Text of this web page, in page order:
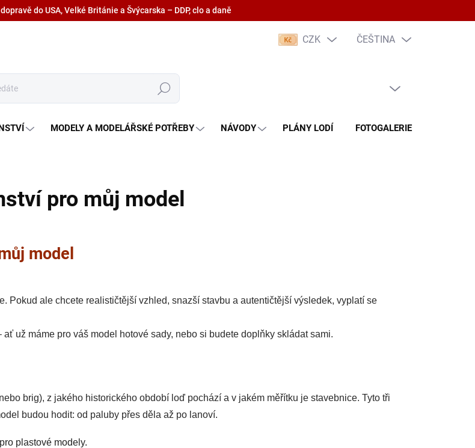
CZK ČEŠTINA
Hledat
MODELY A MODELÁŘSKÉ POTŘEBY NÁVODY PLÁNY LODÍ FOTOGALERIE
pro můj model
model
Pokud ale chcete realističtější vzhled, snazší stavbu a autentičtější výsledek, vyplatí se
už máme pro váš model hotové sady, nebo si budete doplňky skládat sami.
brig), z jakého historického období loď pochází a v jakém měřítku je stavebnice. Tyto tři
budou hodit: od paluby přes děla až po lanoví.
plastové modely.
do USA, Velké Británie a Švýcarska – DDP, clo a daně